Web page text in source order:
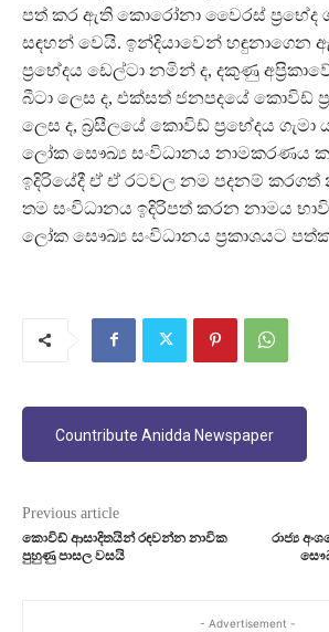
පත් කර ඇති කොරෝනා වෛරස් ප්‍රභේද
සඳහන් වෙයි. ඉන්දියාවෙන් හඳුනාගෙන
ප්‍රභේදය ඩෙල්ටා නමින් ද, දකුණු
බීටා ලෙස ද, එක්සත් ජනපදයේ කොවිඩ්
ලෙස ද, බ්‍රසීලයේ කොවිඩ් ප්‍රභේදය
ලෝක සෞඛ්‍ය සංවිධානය නාමකරණය
ඉදිරියේදී ඒ ඒ රටවල නම පදනම්
තම සංවිධානය ඉදිරිපත් කරන නාමය
ලෝක සෞඛ්‍ය සංවිධානය ප්‍රකාශයට
Countribute Anidda Newspaper
Previous article
කොවිඩ් ආසාදිතයින් රඳවන්න නාවික
පුහුණු පාසල වසයි
රාජ්‍ය
- Advertisement -